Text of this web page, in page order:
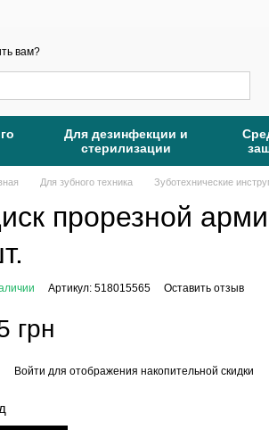
вам?
Для дезинфекции и
стерилизации
Для зубного техника Зуботехнические
прорезной
Артикул: 518015565 Оставить отзыв
грн
Войти для отображения накопительной скидки